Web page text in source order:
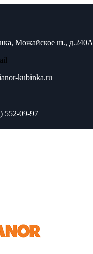
Можайское ш., д.240А
kubinka.ru
552-09-97